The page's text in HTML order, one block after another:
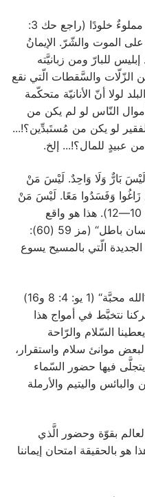
المؤمن يحيا بالرَّجاء وفيه، ورجاؤه مملوءٌ خلودًا (راجع حك 3:
على الموت والشّرّ. الإيمانُ
للبارّ ومن زبانيَّته
الزّلّات والسَّقطات الّتي نقع
لولا أنّ الأنانيّة متحكّمة
النّاس لو لم يكن من
لو يكن من مُستَبدِّين؟!...
عبيدٍ للمال؟!... إلخ.
بَارٌّ وَلَا وَاحِدٌ. لَيْسَ مَنْ
وَفَسَدُوا مَعًا. لَيْسَ مَنْ
يَعْمَلُ صَلاَحًا لَيْسَ وَلَا وَاحِدٌ“ (رو 3: 10—12). هذا هو واقع
البشريّة اليوم. لذلك، ”الخلاص بالإنسان باطل“ (مز 59 (60):
الّتي بالمسيح يسوع
لا خوف في الإيمان بالمسيح، لأنّ ”الله محبَّة“ (1 يو: 4: 8 و16)
نتخبَّط في أمواج هذا
السّلام والرّاحة
موانئ سلام واستقرار،
فيها حضور السّماء
واليتيم والأرملة
بقوّة وحضور الَّذي
هو بالحقيقة امتحان إيماننا